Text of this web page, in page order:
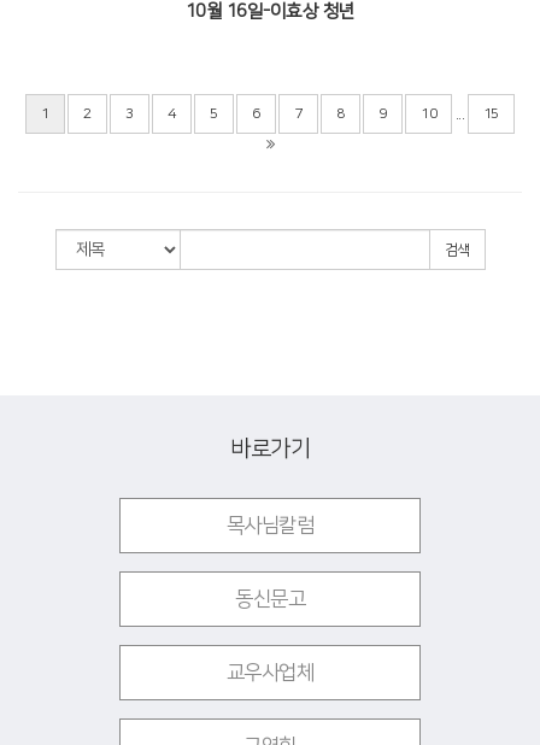
10월 16일-이효상 청년
1 2 3 4 5 6 7 8 9 10 15
검색
바로가기
목사님칼럼
동신문고
교우사업체